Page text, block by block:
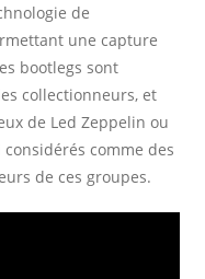
de
une capture
bootlegs sont
collectionneurs, et
de Led Zeppelin ou
comme des
de ces groupes.